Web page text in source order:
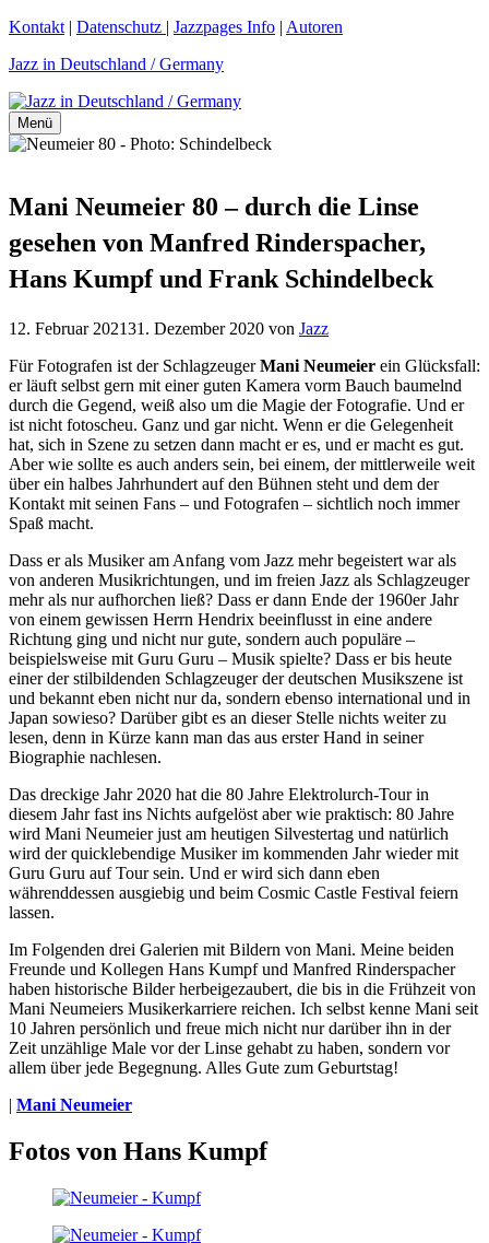
Zum
springen
Kontakt | Datenschutz | Jazzpages Info | Autoren
Jazz in Deutschland / Germany
Menü
Mani Neumeier 80 – durch die Linse
gesehen von Manfred Rinderspacher,
Hans Kumpf und Frank Schindelbeck
12. Februar 202131. Dezember 2020 von Jazz
Für Fotografen ist der SchlagzeugerMani Neumeier ein Glücksfall:
er läuft selbst gern mit einer guten Kamera vorm Bauch baumelnd
durch die Gegend, weiß also um die Magie der Fotografie. Und er
ist nicht fotoscheu. Ganz und gar nicht. Wenn er die Gelegenheit
hat, sich in Szene zu setzen dann macht er es, und er macht es gut.
Aber wie sollte es auch anders sein, bei einem, der mittlerweile weit
über ein halbes Jahrhundert auf den Bühnen steht und dem der
Kontakt mit seinen Fans – und Fotografen – sichtlich noch immer
Spaß macht.
Dass er als Musiker am Anfang vom Jazz mehr begeistert war als
von anderen Musikrichtungen, und im freien Jazz als Schlagzeuger
mehr als nur aufhorchen ließ? Dass er dann Ende der 1960er Jahr
von einem gewissen Herrn Hendrix beeinflusst in eine andere
Richtung ging und nicht nur gute, sondern auch populäre –
beispielsweise mit Guru Guru – Musik spielte? Dass er bis heute
einer der stilbildenden Schlagzeuger der deutschen Musikszene ist
und bekannt eben nicht nur da, sondern ebenso international und in
Japan sowieso? Darüber gibt es an dieser Stelle nichts weiter zu
lesen, denn in Kürze kann man das aus erster Hand in seiner
Biographie nachlesen.
Das dreckige Jahr 2020 hat die 80 Jahre Elektrolurch-Tour in
diesem Jahr fast ins Nichts aufgelöst aber wie praktisch: 80 Jahre
wird Mani Neumeier just am heutigen Silvestertag und natürlich
wird der quicklebendige Musiker im kommenden Jahr wieder mit
Guru Guru auf Tour sein. Und er wird sich dann eben
währenddessen ausgiebig und beim Cosmic Castle Festival feiern
lassen.
Im Folgenden drei Galerien mit Bildern von Mani. Meine beiden
Freunde und Kollegen Hans Kumpf und Manfred Rinderspacher
haben historische Bilder herbeigezaubert, die bis in die Frühzeit von
Mani Neumeiers Musikerkarriere reichen. Ich selbst kenne Mani seit
10 Jahren persönlich und freue mich nicht nur darüber ihn in der
Zeit unzählige Male vor der Linse gehabt zu haben, sondern vor
allem über jede Begegnung. Alles Gute zum Geburtstag!
| Mani Neumeier
Fotos von Hans Kumpf